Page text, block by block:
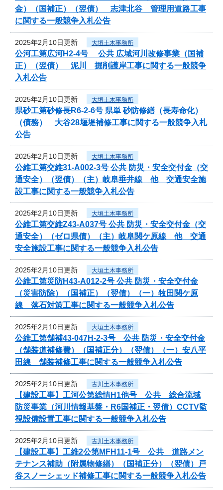
金）（国補正）（翌債） 志津北谷 管理用道路工事
に関する一般競争入札公告
2025年2月10日更新 大垣土木事務所
公河工第広河H2-4号 公共 広域河川改修事業（国補
正）（翌債） 泥川 掘削護岸工事に関する一般競争
入札公告
2025年2月10日更新 大垣土木事務所
県砂工第砂修長R6-2-6号 県単 砂防修繕（長寿命化）
（債務） 大谷28堰堤補修工事に関する一般競争入札
公告
2025年2月10日更新 大垣土木事務所
公維工第交維31-A002-3号 公共 防災・安全交付金（交
通安全）（翌債）（主）岐阜垂井線 他 交通安全施
設工事に関する一般競争入札公告
2025年2月10日更新 大垣土木事務所
公維工第交維Z43-A037号 公共 防災・安全交付金（交
通安全）（ゼロ県債）（主）岐阜関ケ原線 他 交通
安全施設工事に関する一般競争入札公告
2025年2月10日更新 大垣土木事務所
公維工第災防H43-A012-2号 公共 防災・安全交付金
（災害防除）（国補正）（翌債）（一）牧田関ケ原
線 落石対策工事に関する一般競争入札公告
2025年2月10日更新 大垣土木事務所
公維工第舗補43-047H-2-3号 公共 防災・安全交付金
（舗装道補修費）（国補正分）（翌債）（一）安八平
田線 舗装補修工事に関する一般競争入札公告
2025年2月10日更新 古川土木事務所
【建設工事】工河公第総情H1他号 公共 総合流域
防災事業（河川情報基盤・R6国補正・翌債）CCTV監
視設備設置工事に関する一般競争入札公告
2025年2月10日更新 古川土木事務所
【建設工事】工維2公第MFH11-1号 公共 道路メン
テナンス補助（附属物修繕）（国補正分）（翌債）戸
谷スノーシェッド補修工事に関する一般競争入札公告